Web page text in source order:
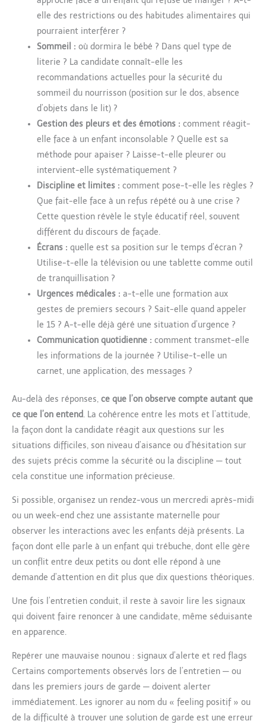
elle des restrictions ou des habitudes alimentaires qui
pourraient interférer ?
Sommeil : où dormira le bébé ? Dans quel type de
literie ? La candidate connaît-elle les
recommandations actuelles pour la sécurité du
sommeil du nourrisson (position sur le dos, absence
d’objets dans le lit) ?
Gestion des pleurs et des émotions : comment réagit-
elle face à un enfant inconsolable ? Quelle est sa
méthode pour apaiser ? Laisse-t-elle pleurer ou
intervient-elle systématiquement ?
Discipline et limites : comment pose-t-elle les règles ?
Que fait-elle face à un refus répété ou à une crise ?
Cette question révèle le style éducatif réel, souvent
différent du discours de façade.
Écrans : quelle est sa position sur le temps d’écran ?
Utilise-t-elle la télévision ou une tablette comme outil
de tranquillisation ?
Urgences médicales : a-t-elle une formation aux
gestes de premiers secours ? Sait-elle quand appeler
le 15 ? A-t-elle déjà géré une situation d’urgence ?
Communication quotidienne : comment transmet-elle
les informations de la journée ? Utilise-t-elle un
carnet, une application, des messages ?
Au-delà des réponses, ce que l’on observe compte autant que
ce que l’on entend. La cohérence entre les mots et l’attitude,
la façon dont la candidate réagit aux questions sur les
situations difficiles, son niveau d’aisance ou d’hésitation sur
des sujets précis comme la sécurité ou la discipline — tout
cela constitue une information précieuse.
Si possible, organisez un rendez-vous un mercredi après-midi
ou un week-end chez une assistante maternelle pour
observer les interactions avec les enfants déjà présents. La
façon dont elle parle à un enfant qui trébuche, dont elle gère
un conflit entre deux petits ou dont elle répond à une
demande d’attention en dit plus que dix questions théoriques.
Une fois l’entretien conduit, il reste à savoir lire les signaux
qui doivent faire renoncer à une candidate, même séduisante
en apparence.
Repérer une mauvaise nounou : signaux d’alerte et red flags
Certains comportements observés lors de l’entretien — ou
dans les premiers jours de garde — doivent alerter
immédiatement. Les ignorer au nom du « feeling positif » ou
de la difficulté à trouver une solution de garde est une erreur